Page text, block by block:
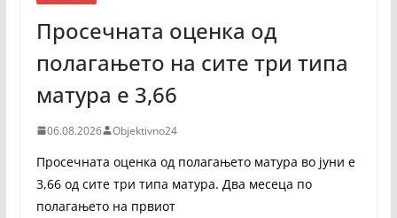
Просечната оценка од
полагањето на сите три типа
матура е 3,66
06.08.2026 Objektivno24
Просечната оценка од полагањето матура во јуни е
3,66 од сите три типа матура. Два месеца по
полагањето на првиот